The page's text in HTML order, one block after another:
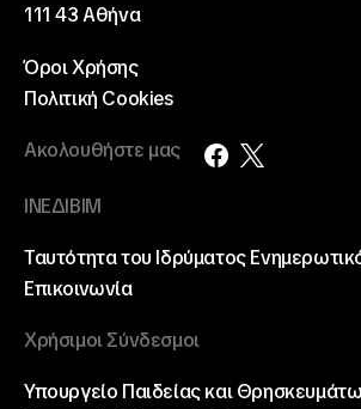
111 43 Αθήνα
Όροι Χρήσης
Πολιτική Cookies
Ακολουθήστε μας
ΙΝΕΔΙΒΙΜ
Ταυτότητα του Ιδρύματος
Επικοινωνία
Χρήσιμοι Σύνδεσμοι
Υπουργείο Παιδείας και